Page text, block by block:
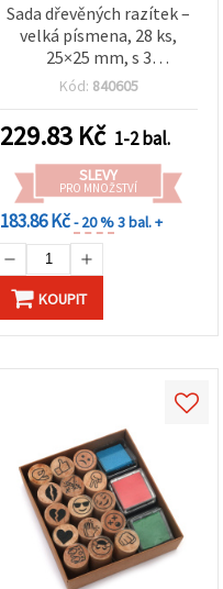
Sada dřevěných razítek –
velká písmena, 28 ks,
25×25 mm, s 3
inkoustovými polštářky (3
Kód: 840605
229.83 Kč 1-2 bal.
SLEVY
PRO MNOŽSTVÍ
183.86 Kč- 20 %3 bal. +
KOUPIT